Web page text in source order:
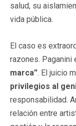
salud, su
vida pública.
El caso es
razones. Paganini
marca”. El juicio
privilegios al
responsabilidad.
relación entre